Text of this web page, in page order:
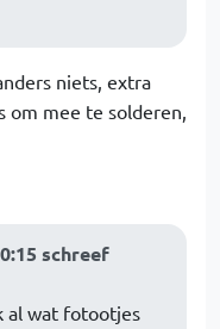
niets, extra
om mee te solderen,
schreef
al wat fotootjes